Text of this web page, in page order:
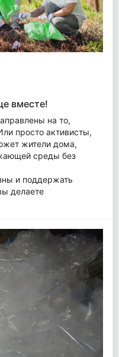
вместе!
на то,
просто активисты,
жители дома,
среды без
и поддержать
делаете